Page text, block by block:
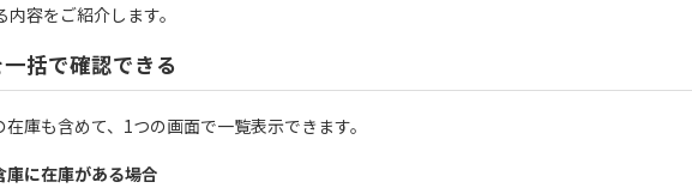
容をご紹介します。
括で確認できる
庫も含めて、1つの画面で一覧表示できます。
に在庫がある場合